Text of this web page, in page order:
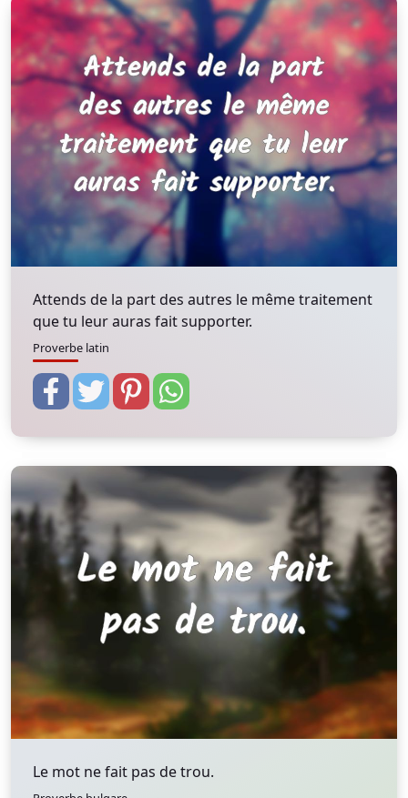
Attends de la part des autres le même traitement
que tu leur auras fait supporter.
Proverbe latin
Le mot ne fait pas de trou.